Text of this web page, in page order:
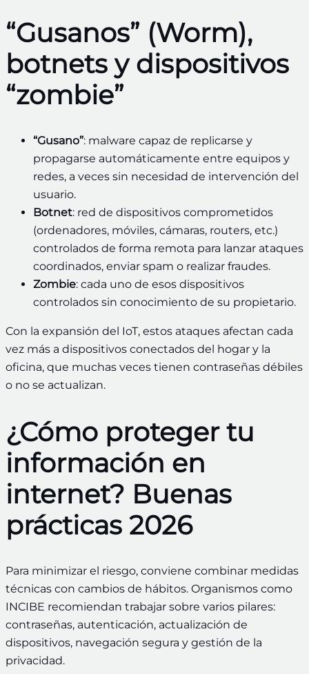
“Gusanos” (Worm),
botnets y dispositivos
“zombie”
“Gusano”: malware capaz de replicarse y
propagarse automáticamente entre equipos y
redes, a veces sin necesidad de intervención del
usuario.
Botnet: red de dispositivos comprometidos
(ordenadores, móviles, cámaras, routers, etc.)
controlados de forma remota para lanzar ataques
coordinados, enviar spam o realizar fraudes.
Zombie: cada uno de esos dispositivos
controlados sin conocimiento de su propietario.
Con la expansión del IoT, estos ataques afectan cada
vez más a dispositivos conectados del hogar y la
oficina, que muchas veces tienen contraseñas débiles
o no se actualizan.
¿Cómo proteger tu
información en
internet? Buenas
prácticas 2026
Para minimizar el riesgo, conviene combinar medidas
técnicas con cambios de hábitos. Organismos como
INCIBE recomiendan trabajar sobre varios pilares:
contraseñas, autenticación, actualización de
dispositivos, navegación segura y gestión de la
privacidad.